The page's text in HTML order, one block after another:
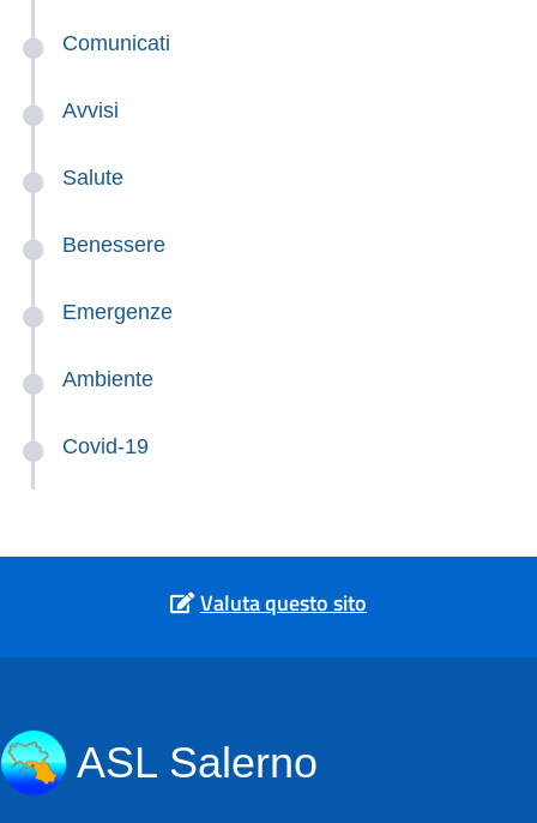
Comunicati
Avvisi
Salute
Benessere
Emergenze
Ambiente
Covid-19
Valuta questo sito
ASL Salerno